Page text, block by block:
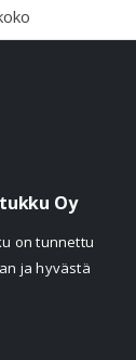
Oy
on tunnettu
ja hyvästä